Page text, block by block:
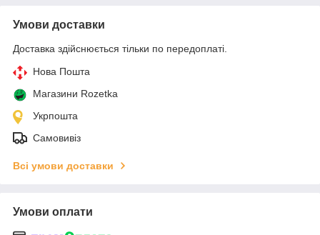
Умови доставки
Доставка здійснюється тільки по передоплаті.
Нова Пошта
Магазини Rozetka
Укрпошта
Самовивіз
Всі умови доставки
Умови оплати